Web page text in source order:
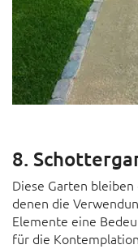
8.
Diese Garten
denen die
Elemente eine
für die